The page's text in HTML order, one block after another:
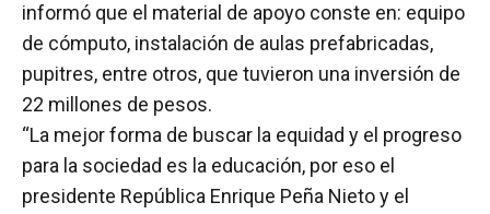
informó que el material de apoyo conste en: equipo
de cómputo, instalación de aulas prefabricadas,
pupitres, entre otros, que tuvieron una inversión de
22 millones de pesos.
“La mejor forma de buscar la equidad y el progreso
para la sociedad es la educación, por eso el
presidente República Enrique Peña Nieto y el